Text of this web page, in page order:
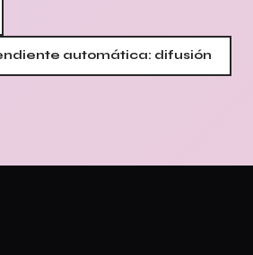
automática: difusión